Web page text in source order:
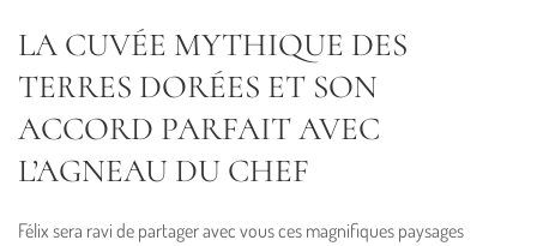
LA CUVÉE MYTHIQUE DES
TERRES DORÉES ET SON
ACCORD PARFAIT AVEC
L’AGNEAU DU CHEF
Félix sera ravi de partager avec vous ces magnifiques paysages